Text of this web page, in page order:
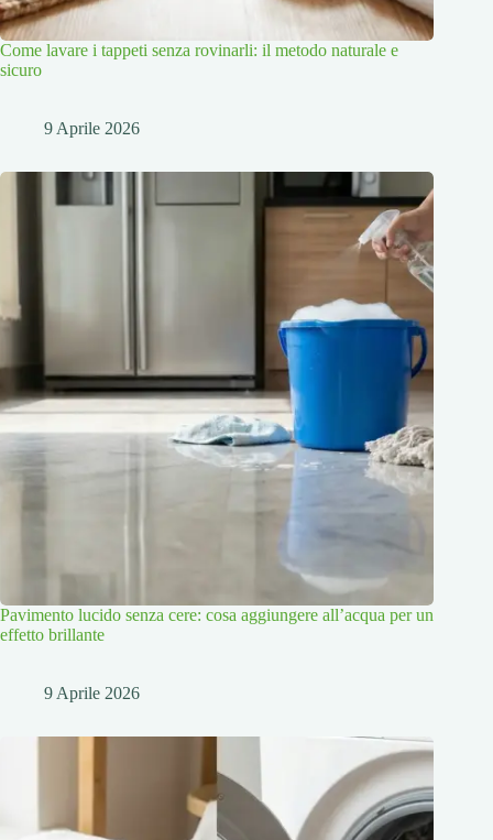
Come lavare i tappeti senza rovinarli: il metodo naturale e
sicuro
9 Aprile 2026
Pavimento lucido senza cere: cosa aggiungere all’acqua per un
effetto brillante
9 Aprile 2026